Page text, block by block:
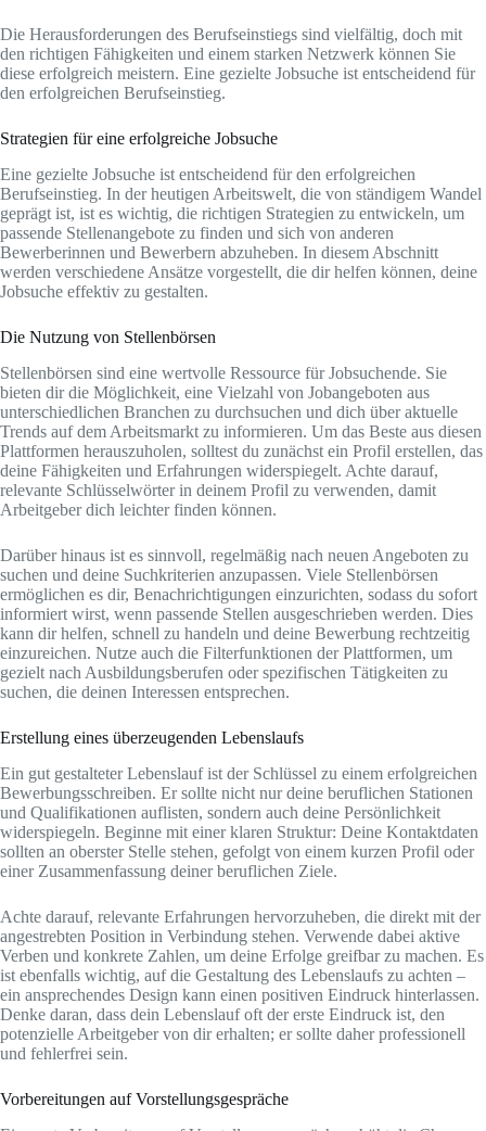
Die Herausforderungen des Berufseinstiegs sind vielfältig, doch mit
den richtigen Fähigkeiten und einem starken Netzwerk können Sie
diese erfolgreich meistern. Eine gezielte Jobsuche ist entscheidend für
den erfolgreichen Berufseinstieg.
Strategien für eine erfolgreiche Jobsuche
Eine gezielte Jobsuche ist entscheidend für den erfolgreichen
Berufseinstieg. In der heutigen Arbeitswelt, die von ständigem Wandel
geprägt ist, ist es wichtig, die richtigen Strategien zu entwickeln, um
passende Stellenangebote zu finden und sich von anderen
Bewerberinnen und Bewerbern abzuheben. In diesem Abschnitt
werden verschiedene Ansätze vorgestellt, die dir helfen können, deine
Jobsuche effektiv zu gestalten.
Die Nutzung von Stellenbörsen
Stellenbörsen sind eine wertvolle Ressource für Jobsuchende. Sie
bieten dir die Möglichkeit, eine Vielzahl von Jobangeboten aus
unterschiedlichen Branchen zu durchsuchen und dich über aktuelle
Trends auf dem Arbeitsmarkt zu informieren. Um das Beste aus diesen
Plattformen herauszuholen, solltest du zunächst ein Profil erstellen, das
deine Fähigkeiten und Erfahrungen widerspiegelt. Achte darauf,
relevante Schlüsselwörter in deinem Profil zu verwenden, damit
Arbeitgeber dich leichter finden können.
Darüber hinaus ist es sinnvoll, regelmäßig nach neuen Angeboten zu
suchen und deine Suchkriterien anzupassen. Viele Stellenbörsen
ermöglichen es dir, Benachrichtigungen einzurichten, sodass du sofort
informiert wirst, wenn passende Stellen ausgeschrieben werden. Dies
kann dir helfen, schnell zu handeln und deine Bewerbung rechtzeitig
einzureichen. Nutze auch die Filterfunktionen der Plattformen, um
gezielt nach Ausbildungsberufen oder spezifischen Tätigkeiten zu
suchen, die deinen Interessen entsprechen.
Erstellung eines überzeugenden Lebenslaufs
Ein gut gestalteter Lebenslauf ist der Schlüssel zu einem erfolgreichen
Bewerbungsschreiben. Er sollte nicht nur deine beruflichen Stationen
und Qualifikationen auflisten, sondern auch deine Persönlichkeit
widerspiegeln. Beginne mit einer klaren Struktur: Deine Kontaktdaten
sollten an oberster Stelle stehen, gefolgt von einem kurzen Profil oder
einer Zusammenfassung deiner beruflichen Ziele.
Achte darauf, relevante Erfahrungen hervorzuheben, die direkt mit der
angestrebten Position in Verbindung stehen. Verwende dabei aktive
Verben und konkrete Zahlen, um deine Erfolge greifbar zu machen. Es
ist ebenfalls wichtig, auf die Gestaltung des Lebenslaufs zu achten –
ein ansprechendes Design kann einen positiven Eindruck hinterlassen.
Denke daran, dass dein Lebenslauf oft der erste Eindruck ist, den
potenzielle Arbeitgeber von dir erhalten; er sollte daher professionell
und fehlerfrei sein.
Vorbereitungen auf Vorstellungsgespräche